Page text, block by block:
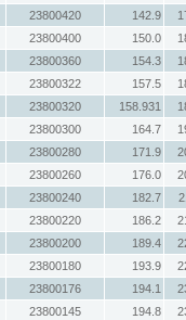
23800420 142.9
23800400 150.0
23800360 154.3
23800322 157.5
23800320 158.931
23800300 164.7
23800280 171.9
23800260 176.0
23800240 182.7
23800220 186.2
23800200 189.4
23800180 193.9
23800176 194.1
23800145 194.8